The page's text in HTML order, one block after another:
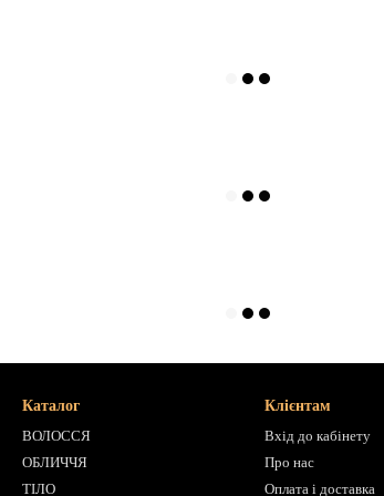
Каталог
ВОЛОССЯ
ОБЛИЧЧЯ
ТІЛО
Клієнтам
Вхід до кабінету
Про нас
Оплата і доставка